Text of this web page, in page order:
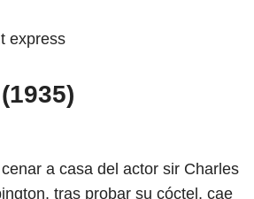
a casa del actor sir Charles
tras probar su cóctel, cae